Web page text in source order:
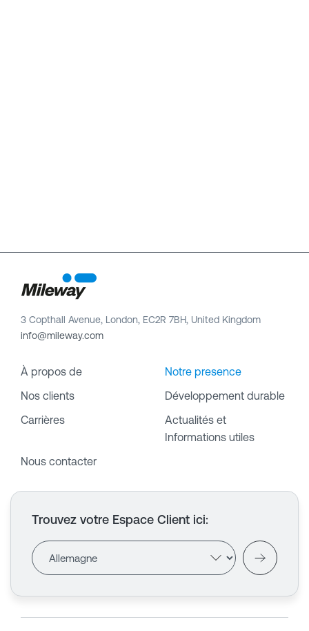
3 Copthall Avenue, London, EC2R 7BH, United Kingdom
info@mileway.com
À propos de
Notre presence
Nos clients
Développement durable
Carrières
Actualités et
Informations utiles
Nous contacter
Trouvez votre Espace Client ici: